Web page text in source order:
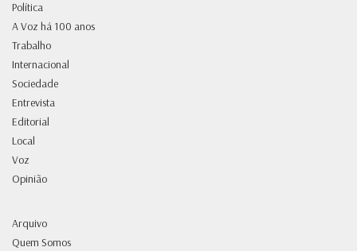
Política
A Voz há 100 anos
Trabalho
Internacional
Sociedade
Entrevista
Editorial
Local
Voz
Opinião
Arquivo
Quem Somos